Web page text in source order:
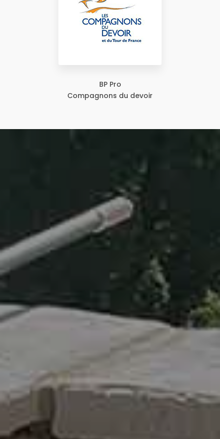
BP Pro
Compagnons du devoir